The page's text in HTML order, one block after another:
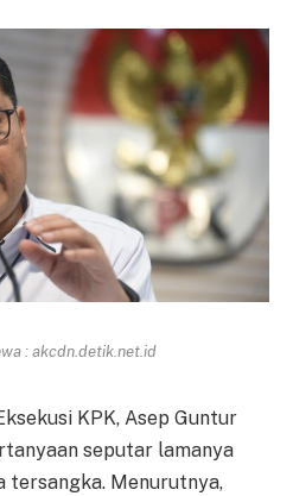
: akcdn.detik.net.id
KPK, Asep Guntur
seputar lamanya
tersangka. Menurutnya,